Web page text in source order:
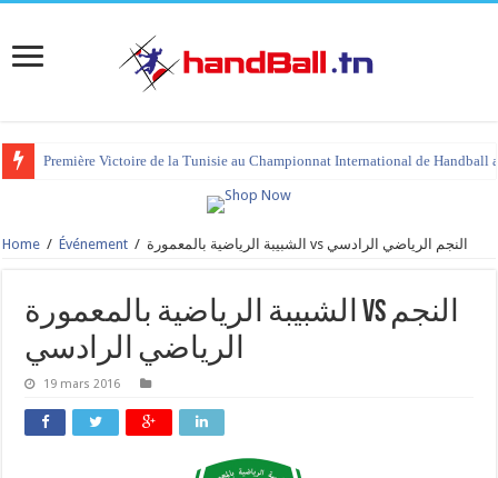
Première Victoire de la Tunisie au Championnat International de Handball
Home / Événement / الشبيبة الرياضية بالمعمورة vs النجم الرياضي الرادسي
الشبيبة الرياضية بالمعمورة vs النجم
الرياضي الرادسي
19 mars 2016